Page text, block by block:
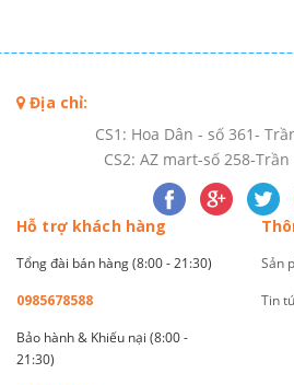
Địa chỉ:
CS1: Hoa Dân - số 361-
CS2: AZ mart-số 258-
Hỗ trợ khách hàng
Tổng đài bán hàng (8:00 - 21:30)
0985678588
Bảo hành & Khiếu nại (8:00 -
21:30)
Sản
Tin